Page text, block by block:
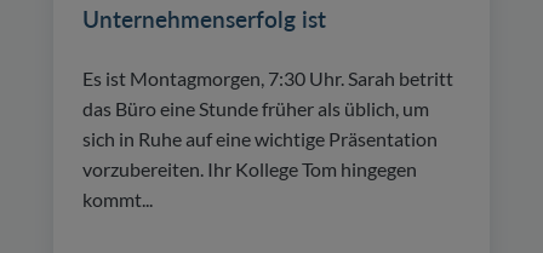
Unternehmenserfolg ist
Es ist Montagmorgen, 7:30 Uhr. Sarah betritt
das Büro eine Stunde früher als üblich, um
sich in Ruhe auf eine wichtige Präsentation
vorzubereiten. Ihr Kollege Tom hingegen
kommt...